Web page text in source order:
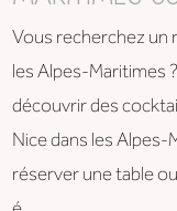
Vous recherchez un
les Alpes-Maritimes
découvrir des
Nice dans les
réserver une table